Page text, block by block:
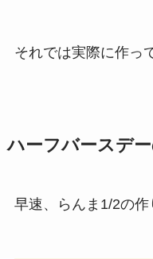
それでは実際に作っ
ハーフバースデ
早速、らんま1/2の作